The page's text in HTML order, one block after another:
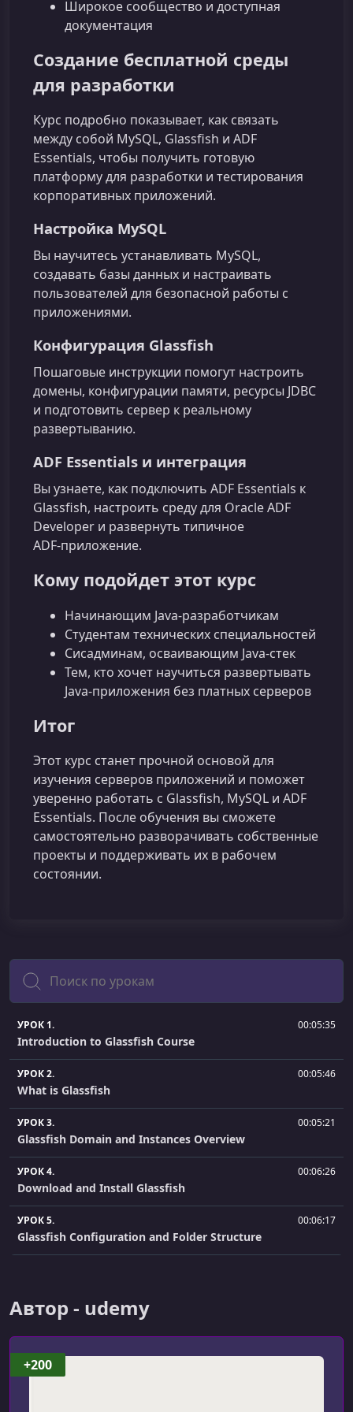
Широкое сообщество и доступная
документация
Создание бесплатной среды
для разработки
Курс подробно показывает, как связать
между собой MySQL, Glassfish и ADF
Essentials, чтобы получить готовую
платформу для разработки и тестирования
корпоративных приложений.
Настройка MySQL
Вы научитесь устанавливать MySQL,
создавать базы данных и настраивать
пользователей для безопасной работы с
приложениями.
Конфигурация Glassfish
Пошаговые инструкции помогут настроить
домены, конфигурации памяти, ресурсы JDBC
и подготовить сервер к реальному
развертыванию.
ADF Essentials и интеграция
Вы узнаете, как подключить ADF Essentials к
Glassfish, настроить среду для Oracle ADF
Developer и развернуть типичное
ADF‑приложение.
Кому подойдет этот курс
Начинающим Java‑разработчикам
Студентам технических специальностей
Сисадминам, осваивающим Java‑стек
Тем, кто хочет научиться развертывать
Java‑приложения без платных серверов
Итог
Этот курс станет прочной основой для
изучения серверов приложений и поможет
уверенно работать с Glassfish, MySQL и ADF
Essentials. После обучения вы сможете
самостоятельно разворачивать собственные
проекты и поддерживать их в рабочем
состоянии.
Поиск
УРОК 1. 00:05:35
Introduction to Glassfish Course
УРОК 2. 00:05:46
What is Glassfish
УРОК 3. 00:05:21
Glassfish Domain and Instances Overview
УРОК 4. 00:06:26
Download and Install Glassfish
УРОК 5. 00:06:17
Glassfish Configuration and Folder Structure
УРОК 7.
Glassfish Console
УРОК 8.
Автор - udemy
+200